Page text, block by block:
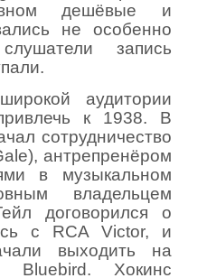
дешёвые и
не особенно
запись
аудитории
к 1938. В
сотрудничество
), антрепренёром
в музыкальном
владельцем
договорился о
с RCA Victor, и
выходить на
Bluebird. Хокинс